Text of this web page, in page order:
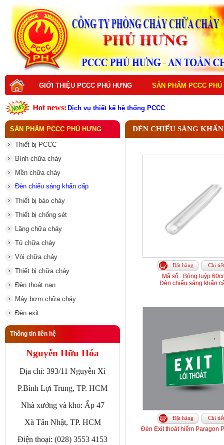
GIỚI THIỆU PCCC PHÚ HƯNG SẢN PHẨM PCCC PHÚ
Hot news: Dịch vụ thiết kế hệ thống PCCC
Dịch vụ thi công hệ thống PCCC
Dịch vụ sửa chữa hệ thống PCCC
Dịch vụ nạp sạc bình chữa cháy
Thiết bị PCCC là gì ? Vai trò quan trọng trong
SẢN PHẨM PCCC PHÚ HƯNG
Thiết bị PCCC
Bình chữa cháy
Mền chữa cháy
Đèn chiếu sáng khẩn cấp
Thiết bị báo cháy
Thiết bị chống sét
Lăng chữa cháy
Tủ chữa cháy
Vòi chữa cháy
Thiết bị chữa cháy
Đèn thoát nạn
Máy bơm chữa cháy
Đèn exit
Thông tin liên hệ
Nguyễn Hữu Hóa
Địa chỉ: 393/11 Nguyễn Xí
P.Bình Lợi Trung, TP. HCM
Nhà xưởng và kho: Ấp 47
Xã Tân Nhật, TP. HCM
Điện thoại: (028) 3553 4153
ĐÈN CHIẾU SÁNG
Đặt hàng Chi tiết
Mã số : Bóng tuýp
Đèn chiếu sáng khẩn
Đặt hàng Chi tiết
Đèn Exit thoát hiểm Paragon